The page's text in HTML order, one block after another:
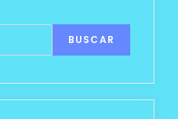
BUSCAR